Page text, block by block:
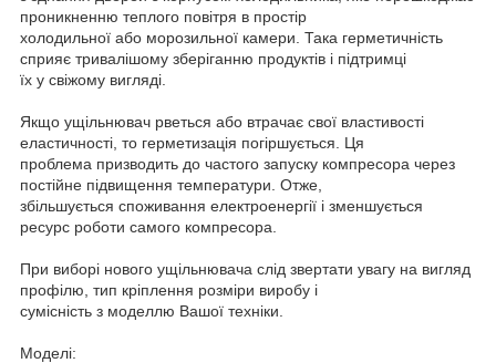
проникненню теплого повітря в простір
холодильної або морозильної камери. Така герметичність
сприяє тривалішому зберіганню продуктів і підтримці
їх у свіжому вигляді.
Якщо ущільнювач рветься або втрачає свої властивості
еластичності, то герметизація погіршується. Ця
проблема призводить до частого запуску компресора через
постійне підвищення температури. Отже,
збільшується споживання електроенергії і зменшується
ресурс роботи самого компресора.
При виборі нового ущільнювача слід звертати увагу на вигляд
профілю, тип кріплення розміри виробу і
сумісність з моделлю Вашої техніки.
Моделі: